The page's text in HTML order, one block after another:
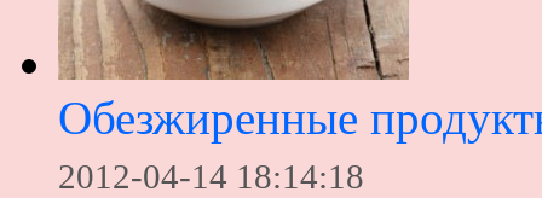
Обезжиренные
2012-04-14 18:14:18